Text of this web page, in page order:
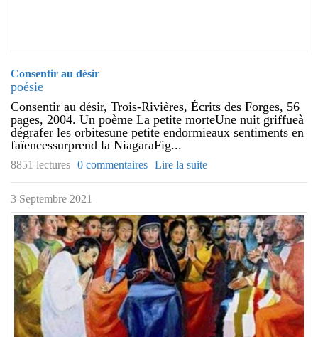
Consentir au désir
poésie
Consentir au désir, Trois-Rivières, Écrits des Forges, 56
pages, 2004. Un poème La petite morteUne nuit griffueà
dégrafer les orbitesune petite endormieaux sentiments en
faïencessurprend la NiagaraFig...
8851 lectures 0 commentaires Lire la suite
3 Septembre 2021